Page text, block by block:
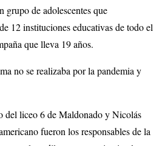
de adolescentes que
12 instituciones educativas de todo el
que lleva 19 años.
no se realizaba por la pandemia y
del liceo 6 de Maldonado y Nicolás
fueron los responsables de la